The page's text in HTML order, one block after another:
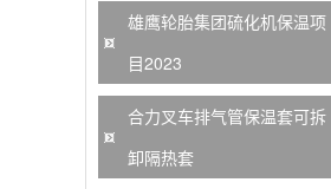
雄鹰轮胎集团硫化机保温项
目2023
合力叉车排气管保温套可拆
卸隔热套